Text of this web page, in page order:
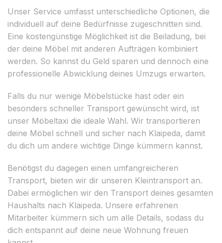
Unser Service umfasst unterschiedliche Optionen, die
individuell auf deine Bedürfnisse zugeschnitten sind.
Eine kostengünstige Möglichkeit ist die Beiladung, bei
der deine Möbel mit anderen Aufträgen kombiniert
werden. So kannst du Geld sparen und dennoch eine
professionelle Abwicklung deines Umzugs erwarten.
Falls du nur wenige Möbelstücke hast oder ein
besonders schneller Transport gewünscht wird, ist
unser Möbeltaxi die ideale Wahl. Wir transportieren
deine Möbel schnell und sicher nach Klaipeda, damit
du dich um andere wichtige Dinge kümmern kannst.
Benötigst du dagegen einen umfangreicheren
Transport, bieten wir dir unseren Kleintransport an.
Dabei ermöglichen wir den Transport deines gesamten
Haushalts nach Klaipeda. Unsere erfahrenen
Mitarbeiter kümmern sich um alle Details, sodass du
dich entspannt auf deine neue Wohnung freuen